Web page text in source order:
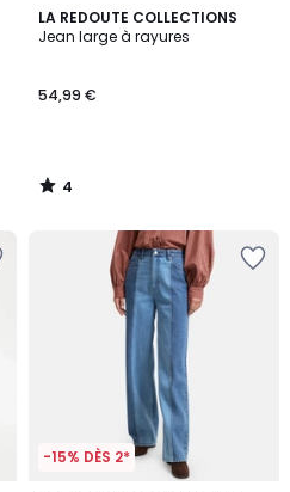
LA REDOUTE COLLECTIONS
Jean large à rayures
54,99 €
4
/
4
/
-15% DÈS 2*